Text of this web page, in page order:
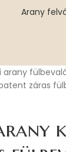
Arany
arany
záras